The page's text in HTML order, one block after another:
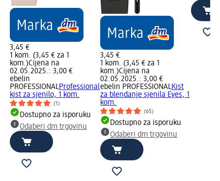
3,45 €
1 kom. (3,45 € za 1
kom.)Cijena na
02.05.2025.: 3,00 €
ebelin
PROFESSIONALProfessional
kist za sjenilo, 1 kom.
(1)
Dostupno za isporuku
Odaberi dm trgovinu
3,45 €
1 kom. (3,45 € za 1
kom.)Cijena na
02.05.2025.: 3,00 €
ebelin PROFESSIONALKist
za blendanje sjenila Eyes, 1
kom.
(65)
Dostupno za isporuku
Odaberi dm trgovinu